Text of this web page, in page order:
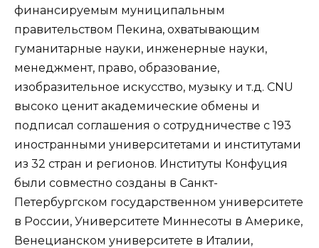
финансируемым муниципальным
правительством Пекина, охватывающим
гуманитарные науки, инженерные науки,
менеджмент, право, образование,
изобразительное искусство, музыку и т.д. CNU
высоко ценит академические обмены и
подписал соглашения о сотрудничестве с 193
иностранными университетами и институтами
из 32 стран и регионов. Институты Конфуция
были совместно созданы в Санкт-
Петербургском государственном университете
в России, Университете Миннесоты в Америке,
Венецианском университете в Италии,